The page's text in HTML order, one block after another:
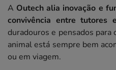
A Outech alia inovação e
convivência entre tutores
duradouros e pensados para
animal está sempre bem
ou em viagem.